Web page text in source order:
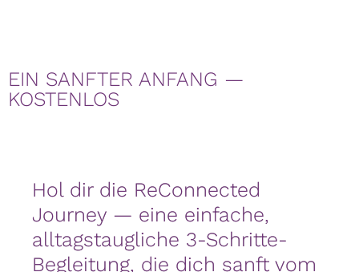
EIN SANFTER ANFANG —
KOSTENLOS
Hol dir die ReConnected
Journey — eine einfache,
alltagstaugliche 3-Schritte-
Begleitung, die dich sanft vom